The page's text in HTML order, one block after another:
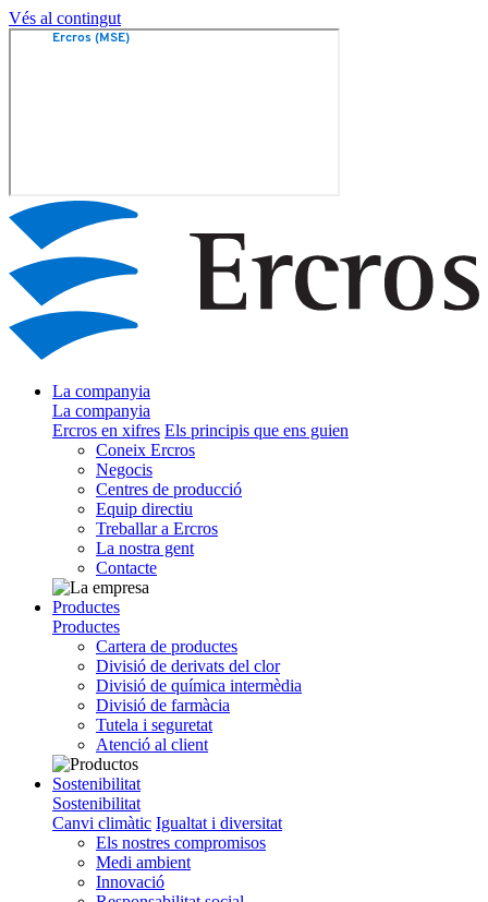
Vés al contingut
La companyia
La companyia
Ercros en xifres Els principis que ens guien
Coneix Ercros
Negocis
Centres de producció
Equip directiu
Treballar a Ercros
La nostra gent
Contacte
Productes
Productes
Cartera de productes
Divisió de derivats del clor
Divisió de química intermèdia
Divisió de farmàcia
Tutela i seguretat
Atenció al client
Sostenibilitat
Sostenibilitat
Canvi climàtic Igualtat i diversitat
Els nostres compromisos
Medi ambient
Innovació